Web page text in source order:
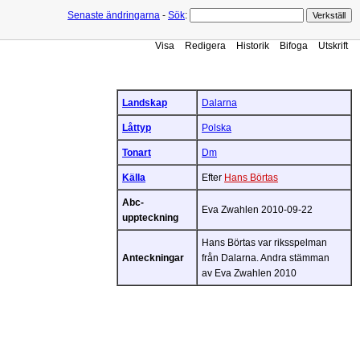
Senaste ändringarna - Sök:
Visa Redigera Historik Bifoga Utskrift
Landskap Dalarna
Låttyp Polska
Tonart Dm
Källa Efter Hans Börtas
Abc-
uppteckning
Eva Zwahlen 2010-09-22
Anteckningar
Hans Börtas var riksspelman
från Dalarna. Andra stämman
av Eva Zwahlen 2010